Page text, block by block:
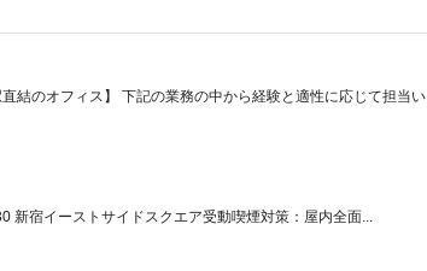
結のオフィス】 下記の業務の中から経験と適性に応じて担当い
新宿イーストサイドスクエア受動喫煙対策：屋内全面...